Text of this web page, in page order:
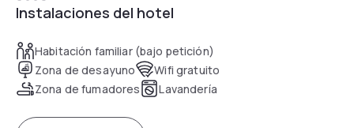
Instalaciones del hotel
Habitación familiar (bajo petición)
Zona de desayuno
Wifi gratuito
Zona de fumadores
Lavandería